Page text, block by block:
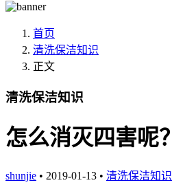
首页
清洗保洁知识
正文
清洗保洁知识
怎么消灭四害呢？
shunjie • 2019-01-13 • 清洗保洁知识